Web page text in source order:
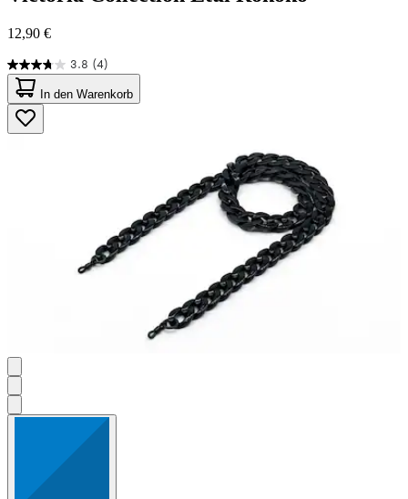
12,90 €
3.8 (4)
3.8
von
5
Sternen.
4
In den Warenkorb